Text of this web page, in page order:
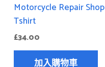
Motorcycle Repair
Tshirt
£34.00
加入購物車